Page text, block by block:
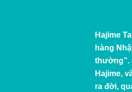
Hajime
hàng
thường”.
Hajime,
ra đời,